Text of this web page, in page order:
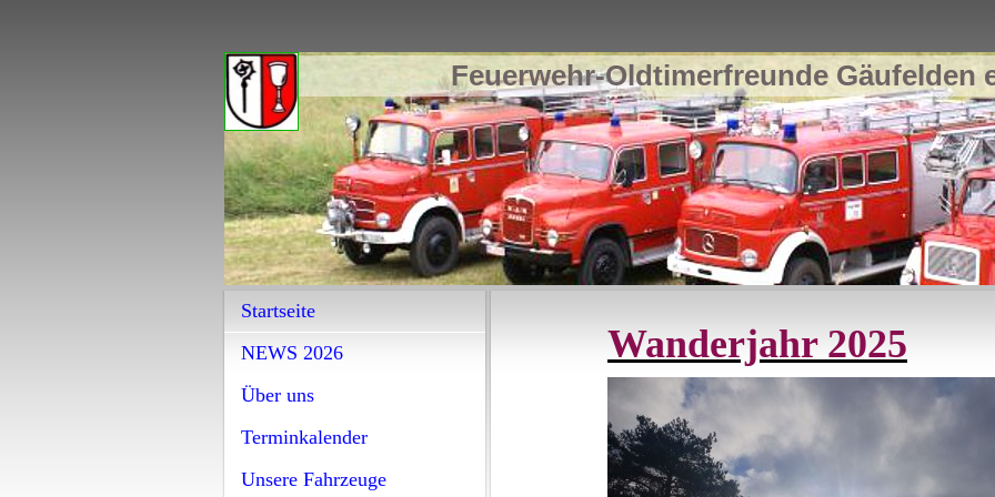
Feuerwehr-Oldtimerfreunde Gäufelden
Startseite
NEWS 2026
Über uns
Terminkalender
Unsere Fahrzeuge
Wanderjahr 2025